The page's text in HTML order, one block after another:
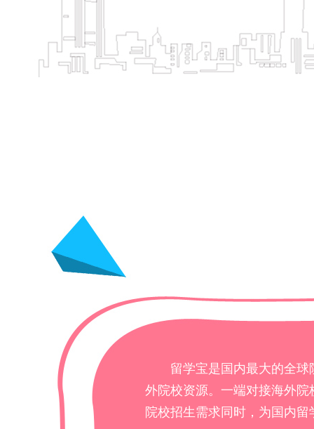
留学宝是国内最大的全
外院校资源。一端对接海外
院校招生需求同时，为国内